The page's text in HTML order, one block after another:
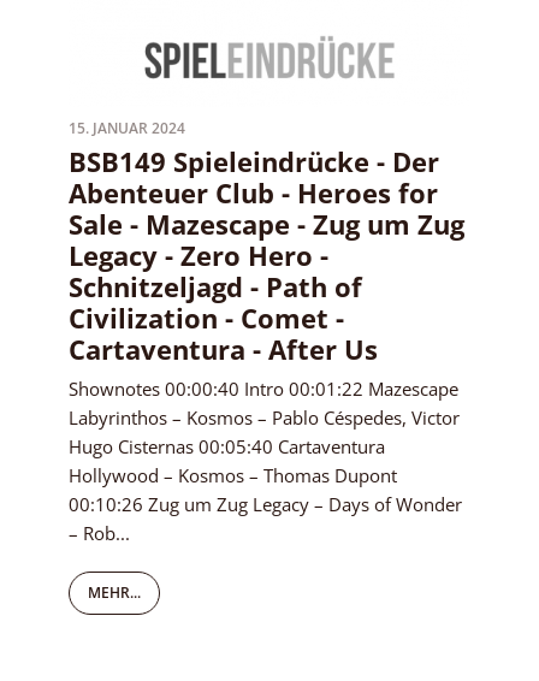
15. JANUAR 2024
BSB149 Spieleindrücke - Der
Abenteuer Club - Heroes for
Sale - Mazescape - Zug um Zug
Legacy - Zero Hero -
Schnitzeljagd - Path of
Civilization - Comet -
Cartaventura - After Us
Shownotes 00:00:40 Intro 00:01:22 Mazescape
Labyrinthos – Kosmos – Pablo Céspedes, Victor
Hugo Cisternas 00:05:40 Cartaventura
Hollywood – Kosmos – Thomas Dupont
00:10:26 Zug um Zug Legacy – Days of Wonder
– Rob...
MEHR...